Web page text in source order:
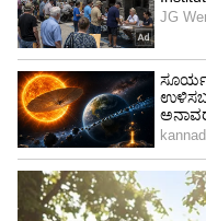
3
4
Image Credit :Social Media